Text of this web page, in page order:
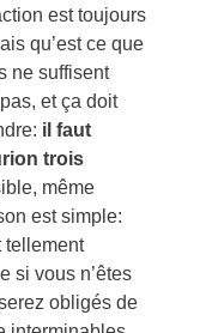
est toujours
qu’est ce que
ne suffisent
et ça doit
il faut
trois
même
est simple:
tellement
si vous n’êtes
obligés de